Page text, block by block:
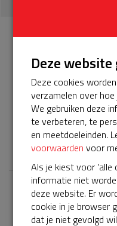
Het servicepakket van
moet worden verlengd,
blijft. Help je mee?
𝕏
Deze
Deze cookies
verzamelen over
We gebruiken deze
te verbeteren, te
en meetdoeleinden.
voorwaarden voor
Als je kiest voor 'alle
informatie niet
deze website. Er
cookie in je browser
dat je niet gevolgd